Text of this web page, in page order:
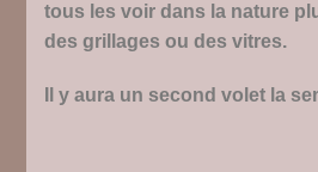
tous les voir dans la nature
des grillages ou des vitres.
Il y aura un second volet la